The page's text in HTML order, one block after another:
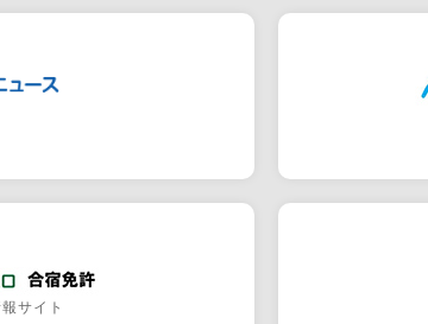
サイト